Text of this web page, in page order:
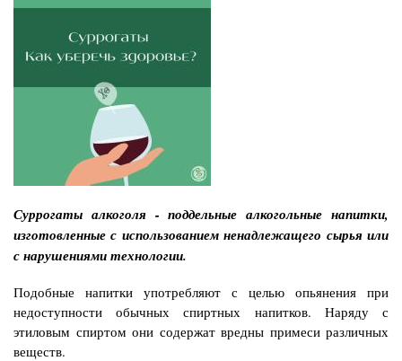
Суррогаты алкоголя - поддельные алкогольные напитки,
изготовленные с использованием ненадлежащего сырья или
с нарушениями технологии.
Подобные напитки употребляют с целью опьянения при
недоступности обычных спиртных напитков. Наряду с
этиловым спиртом они содержат вредны примеси различных
веществ.